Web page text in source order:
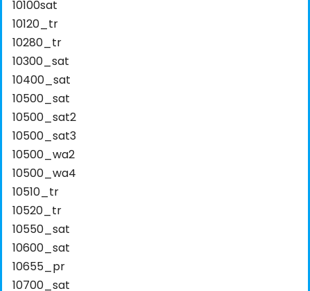
10100sat
10120_tr
10280_tr
10300_sat
10400_sat
10500_sat
10500_sat2
10500_sat3
10500_wa2
10500_wa4
10510_tr
10520_tr
10550_sat
10600_sat
10655_pr
10700_sat